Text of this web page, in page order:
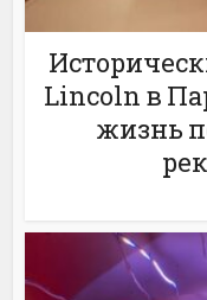
Lincoln в
жизнь